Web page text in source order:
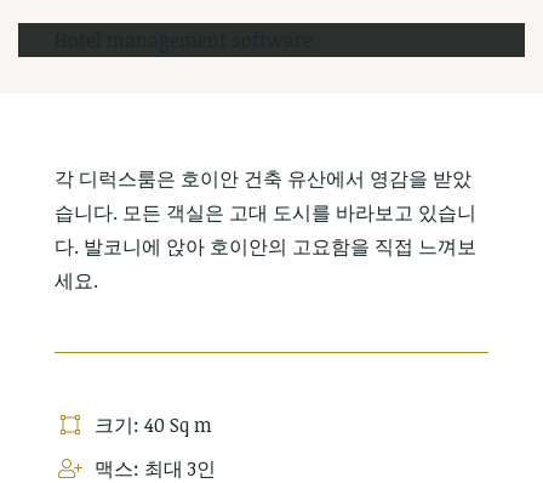
각 디럭스룸은 호이안 건축 유산에서 영감을 받았
습니다. 모든 객실은 고대 도시를 바라보고 있습니
다. 발코니에 앉아 호이안의 고요함을 직접 느껴보
세요.
크기: 40 Sq m
맥스: 최대 3인